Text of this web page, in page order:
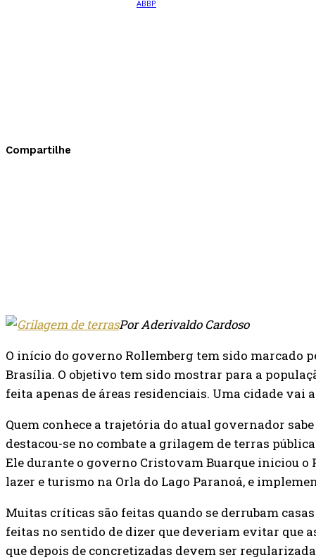
Compartilhe
Por Aderivaldo Cardoso
O início do governo Rollemberg tem sido marcado
Brasília. O objetivo tem sido mostrar para a
feita apenas de áreas residenciais. Uma cidade vai
Quem conhece a trajetória do atual governador
destacou-se no combate a grilagem de terras
Ele durante o governo Cristovam Buarque iniciou o
lazer e turismo na Orla do Lago Paranoá, e
Muitas críticas são feitas quando se derrubam
feitas no sentido de dizer que deveriam evitar que
que depois de concretizadas devem ser